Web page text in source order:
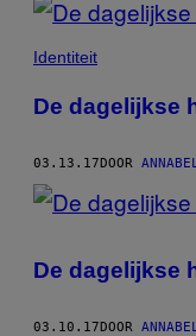
Identiteit
De dagelijkse
03.13.17DOOR
De dagelijkse
03.10.17DOOR